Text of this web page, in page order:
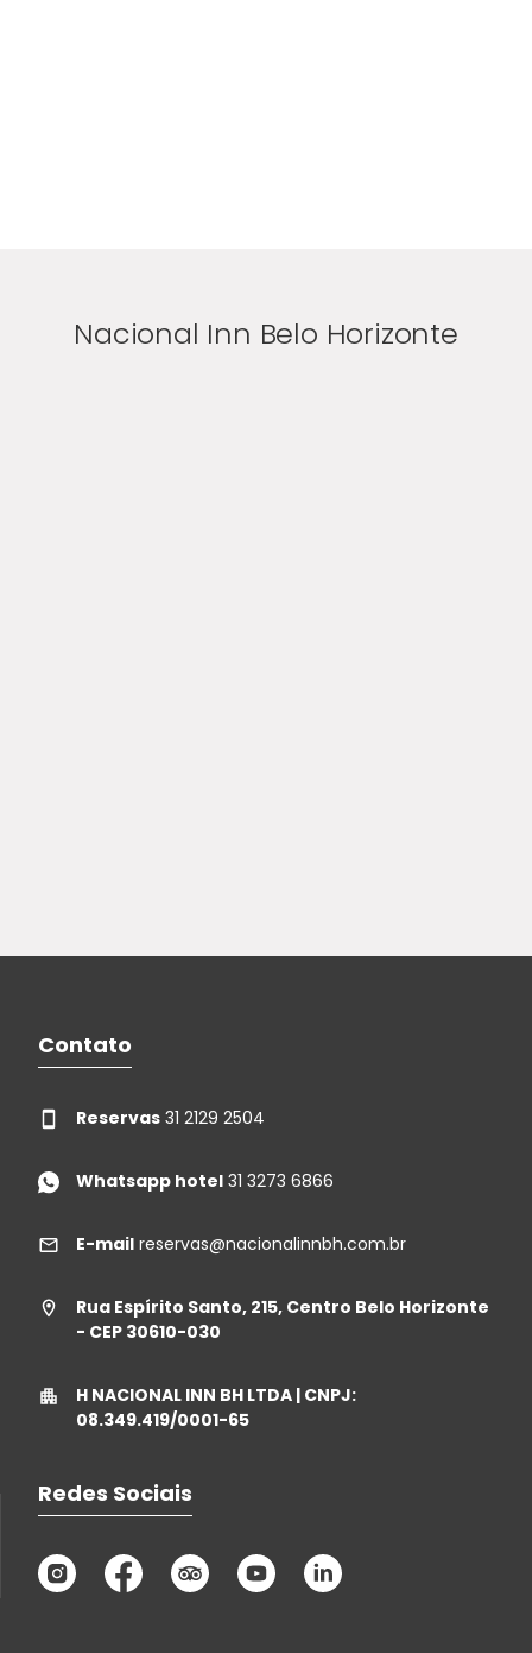
Nacional Inn Belo Horizonte
Contato
Reservas 31 2129 2504
Whatsapp hotel 31 3273 6866
E-mail reservas@nacionalinnbh.com.br
Rua Espírito Santo, 215, Centro Belo Horizonte
- CEP 30610-030
H NACIONAL INN BH LTDA | CNPJ:
08.349.419/0001-65
Redes Sociais